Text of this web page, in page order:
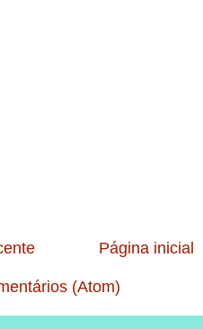
Página inicial
(Atom)